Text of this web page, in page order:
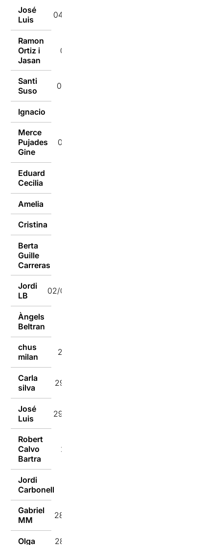
José
Luis
04/03/2024
Ramon
Ortiz i
Jasan
04/03/2024
Santi
Suso
04/03/2024
Ignacio
Merce
Pujades
Gine
04/03/2024
Eduard
Cecilia
Amelia
Cristina
Berta
Guille
Carreras
Jordi
LB
02/03/2024
Àngels
Beltran
chus
milan
29/02/2024
Carla
silva
29/02/2024
José
Luis
29/02/2024
Robert
Calvo
Bartra
28/02/2024
Jordi
Carbonell
Gabriel
MM
28/02/2024
Olga 28/02/2024